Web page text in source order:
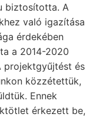
biztosította. A
való igazítása
érdekében
a 2014-2020
projektgyűjtést és
közzétettük,
Ennek
érkezett be,